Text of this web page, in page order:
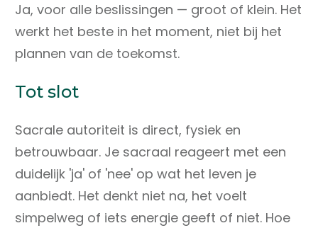
Ja, voor alle beslissingen — groot of klein. Het
werkt het beste in het moment, niet bij het
plannen van de toekomst.
Tot slot
Sacrale autoriteit is direct, fysiek en
betrouwbaar. Je sacraal reageert met een
duidelijk 'ja' of 'nee' op wat het leven je
aanbiedt. Het denkt niet na, het voelt
simpelweg of iets energie geeft of niet. Hoe